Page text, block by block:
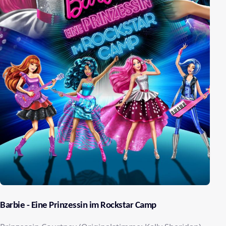
Barbie - Eine Prinzessin im Rockstar Camp